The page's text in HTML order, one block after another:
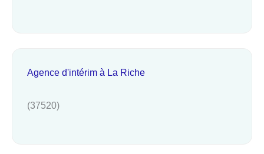
Agence d'intérim à La Riche
(37520)